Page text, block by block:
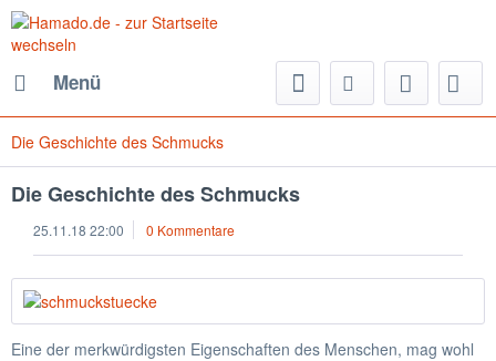
Menü
Die Geschichte des Schmucks
Die Geschichte des Schmucks
25.11.18 22:00 0 Kommentare
Eine der merkwürdigsten Eigenschaften des Menschen, mag wohl